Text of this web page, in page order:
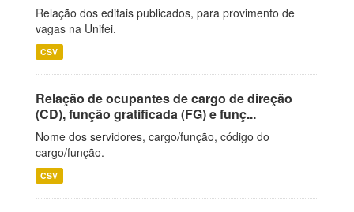
Relação dos editais publicados, para provimento de
vagas na Unifei.
CSV
Relação de ocupantes de cargo de direção
(CD), função gratificada (FG) e funç...
Nome dos servidores, cargo/função, código do
cargo/função.
CSV